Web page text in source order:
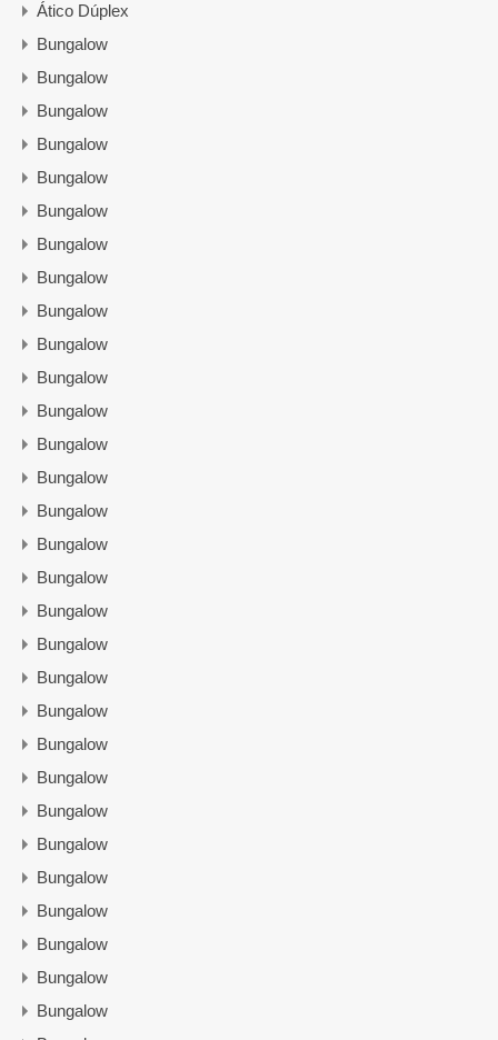
Ático Dúplex
Bungalow
Bungalow
Bungalow
Bungalow
Bungalow
Bungalow
Bungalow
Bungalow
Bungalow
Bungalow
Bungalow
Bungalow
Bungalow
Bungalow
Bungalow
Bungalow
Bungalow
Bungalow
Bungalow
Bungalow
Bungalow
Bungalow
Bungalow
Bungalow
Bungalow
Bungalow
Bungalow
Bungalow
Bungalow
Bungalow